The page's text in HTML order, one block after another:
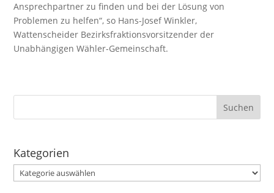
Ansprechpartner zu finden und bei der Lösung von
Problemen zu helfen“, so Hans-Josef Winkler,
Wattenscheider Bezirksfraktionsvorsitzender der
Unabhängigen Wähler-Gemeinschaft.
Kategorien
Kategorien